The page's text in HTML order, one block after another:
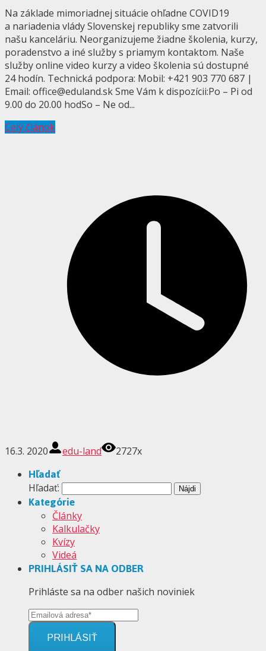
Na základe mimoriadnej situácie ohľadne COVID19
a nariadenia vlády Slovenskej republiky sme zatvorili
našu kanceláriu. Neorganizujeme žiadne školenia, kurzy,
poradenstvo a iné služby s priamym kontaktom. Naše
služby online video kurzy a video školenia sú dostupné
24 hodín. Technická podpora: Mobil: +421 903 770 687 |
Email: office@eduland.sk Sme Vám k dispozícii:Po – Pi od
9.00 do 20.00 hodSo – Ne od...
Celý článok
16.3. 2020 edu-land 2727x
Hľadať
Hľadať:
Kategórie
Články
Kalkulačky
Kvízy
Videá
PRIHLÁSIŤ SA NA ODBER
Prihláste sa na odber našich noviniek
PRIHLÁSIŤ